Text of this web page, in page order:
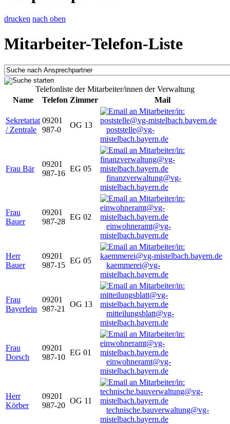
drucken nach oben
Mitarbeiter-Telefon-Liste
Telefonliste der Mitarbeiter/innen der Verwaltung
Name
Telefon Zimmer Mail
Sekretariat
/ Zentrale
09201
987-0
OG 13
poststelle@vg-
mistelbach.bayern.de
Frau Bär
09201
987-16
EG 05
finanzverwaltung@vg-
mistelbach.bayern.de
Frau
Bauer
09201
987-28
EG 02
einwohneramt@vg-
mistelbach.bayern.de
Herr
Bauer
09201
987-15
EG 05
kaemmerei@vg-
mistelbach.bayern.de
Frau
Bayerlein
09201
987-21
OG 13
mitteilungsblatt@vg-
mistelbach.bayern.de
Frau
Dorsch
09201
987-10
EG 01
einwohneramt@vg-
mistelbach.bayern.de
Herr
Körber
09201
987-20
OG 11
technische.bauverwaltung@vg-
mistelbach.bayern.de